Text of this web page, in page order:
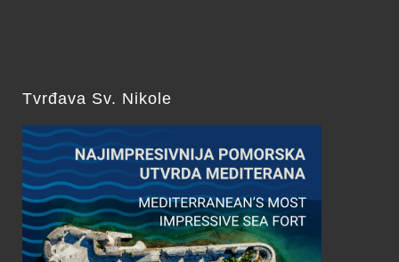
Tvrđava Sv. Nikole